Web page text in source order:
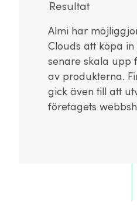
Resultat
Almi har
Clouds att köpa
senare skala upp
av produkterna.
gick även till att
företagets